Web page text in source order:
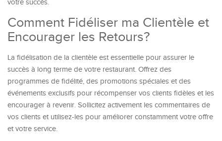
votre succès.
Comment Fidéliser ma Clientèle et
Encourager les Retours?
La fidélisation de la clientèle est essentielle pour assurer le
succès à long terme de votre restaurant. Offrez des
programmes de fidélité, des promotions spéciales et des
événements exclusifs pour récompenser vos clients fidèles et les
encourager à revenir. Sollicitez activement les commentaires de
vos clients et utilisez-les pour améliorer constamment votre offre
et votre service.